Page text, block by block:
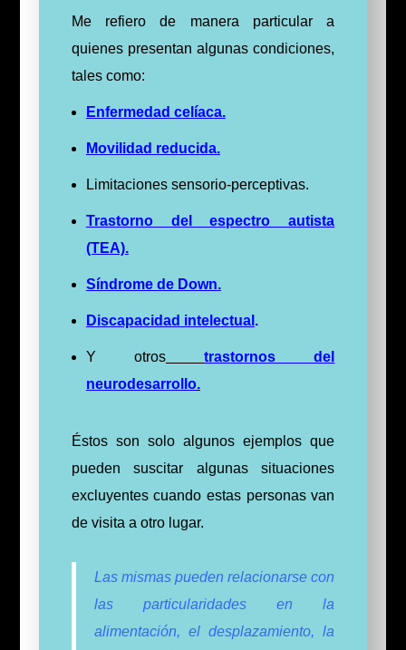
Me refiero de manera particular a
quienes presentan algunas condiciones,
tales como:
Enfermedad celíaca.
Movilidad reducida.
Limitaciones sensorio-perceptivas.
Trastorno del espectro autista
(TEA).
Síndrome de Down.
Discapacidad intelectual .
Y otros
trastornos del
neurodesarrollo.
Éstos son solo algunos ejemplos que
pueden suscitar algunas situaciones
excluyentes cuando estas personas van
de visita a otro lugar.
Las mismas pueden relacionarse con
las particularidades en la
alimentación, el desplazamiento, la